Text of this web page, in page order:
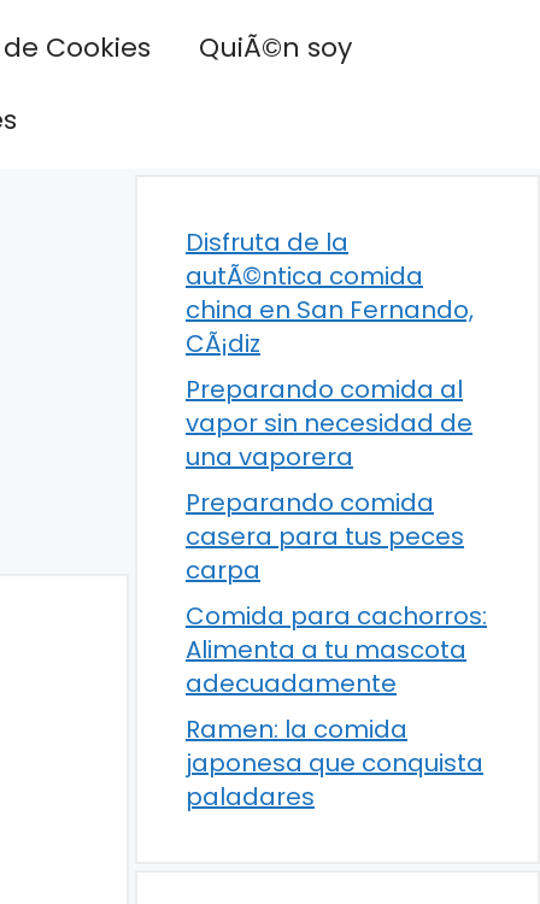
Cookies
QuiÃ©n soy
Disfruta de la
autÃ©ntica comida
china en San Fernando,
CÃ¡diz
Preparando comida al
vapor sin necesidad de
una vaporera
Preparando comida
casera para tus peces
carpa
Comida para cachorros:
Alimenta a tu mascota
adecuadamente
Ramen: la comida
japonesa que conquista
paladares